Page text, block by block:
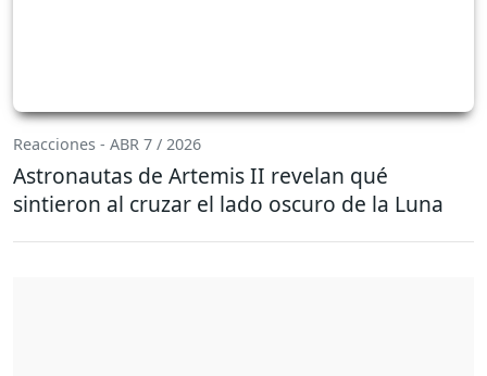
Reacciones - ABR 7 / 2026
Astronautas de Artemis II revelan qué
sintieron al cruzar el lado oscuro de la Luna